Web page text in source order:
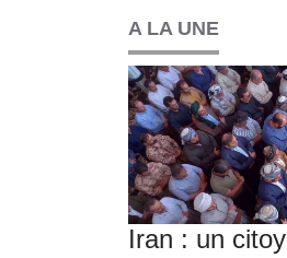
A LA UNE
Iran : un